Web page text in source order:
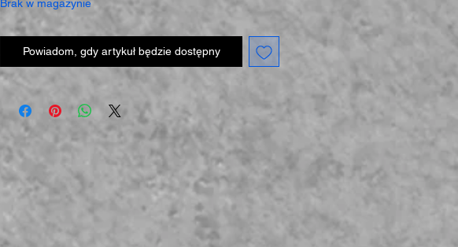
Brak w magazynie
Powiadom, gdy artykuł będzie dostępny